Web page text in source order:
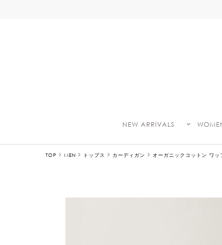
NEW ARRIVALS
TOP MEN トップス カーディガン オーガニックコットン ワ